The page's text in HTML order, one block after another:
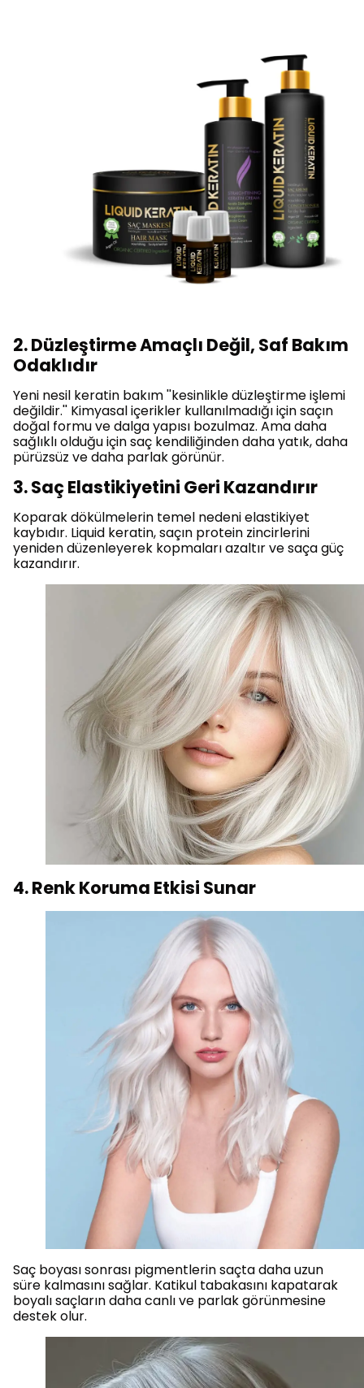
2. Düzleştirme Amaçlı Değil, Saf Bakım
Odaklıdır
Yeni nesil keratin bakım ''kesinlikle düzleştirme işlemi
değildir.'' Kimyasal içerikler kullanılmadığı için saçın
doğal formu ve dalga yapısı bozulmaz. Ama daha
sağlıklı olduğu için saç kendiliğinden daha yatık, daha
pürüzsüz ve daha parlak görünür.
3. Saç Elastikiyetini Geri Kazandırır
Koparak dökülmelerin temel nedeni elastikiyet
kaybıdır. Liquid keratin, saçın protein zincirlerini
yeniden düzenleyerek kopmaları azaltır ve saça güç
kazandırır.
4. Renk Koruma Etkisi Sunar
Saç boyası sonrası pigmentlerin saçta daha uzun
süre kalmasını sağlar. Katikul tabakasını kapatarak
boyalı saçların daha canlı ve parlak görünmesine
destek olur.